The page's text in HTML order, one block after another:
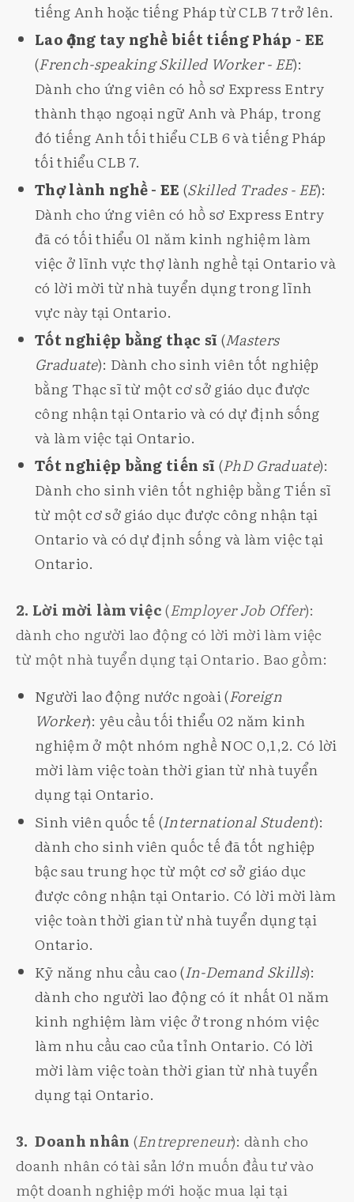
tiếng Anh hoặc tiếng Pháp từ CLB 7 trở lên.
Lao động tay nghề biết tiếng Pháp - EE
(French-speaking Skilled Worker - EE):
Dành cho ứng viên có hồ sơ Express Entry
thành thạo ngoại ngữ Anh và Pháp, trong
đó tiếng Anh tối thiểu CLB 6 và tiếng Pháp
tối thiểu CLB 7.
Thợ lành nghề - EE (Skilled Trades - EE):
Dành cho ứng viên có hồ sơ Express Entry
đã có tối thiểu 01 năm kinh nghiệm làm
việc ở lĩnh vực thợ lành nghề tại Ontario và
có lời mời từ nhà tuyển dụng trong lĩnh
vực này tại Ontario.
Tốt nghiệp bằng thạc sĩ(Masters
Graduate): Dành cho sinh viên tốt nghiệp
bằng Thạc sĩ từ một cơ sở giáo dục được
công nhận tại Ontario và có dự định sống
và làm việc tại Ontario.
Tốt nghiệp bằng tiến sĩ(PhD Graduate):
Dành cho sinh viên tốt nghiệp bằng Tiến sĩ
từ một cơ sở giáo dục được công nhận tại
Ontario và có dự định sống và làm việc tại
Ontario.
2. Lời mời làm việc(Employer Job Offer):
dành cho người lao động có lời mời làm việc
từ một nhà tuyển dụng tại Ontario. Bao gồm:
Người lao động nước ngoài (Foreign
Worker): yêu cầu tối thiểu 02 năm kinh
nghiệm ở một nhóm nghề NOC 0,1,2. Có lời
mời làm việc toàn thời gian từ nhà tuyển
dụng tại Ontario.
Sinh viên quốc tế (International Student):
dành cho sinh viên quốc tế đã tốt nghiệp
bậc sau trung học từ một cơ sở giáo dục
được công nhận tại Ontario. Có lời mời làm
việc toàn thời gian từ nhà tuyển dụng tại
Ontario.
Kỹ năng nhu cầu cao (In-Demand Skills):
dành cho người lao động có ít nhất 01 năm
kinh nghiệm làm việc ở trong nhóm việc
làm nhu cầu cao của tỉnh Ontario. Có lời
mời làm việc toàn thời gian từ nhà tuyển
dụng tại Ontario.
3. Doanh nhân (Entrepreneur): dành cho
doanh nhân có tài sản lớn muốn đầu tư vào
một doanh nghiệp mới hoặc mua lại tại